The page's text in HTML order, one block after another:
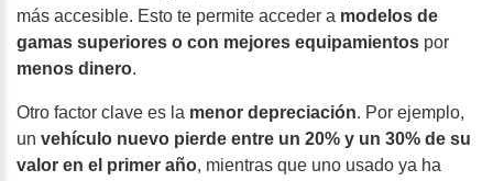
más accesible. Esto te permite acceder a modelos de
gamas superiores o con mejores equipamientos por
menos dinero.
Otro factor clave es la menor depreciación. Por ejemplo,
un vehículo nuevo pierde entre un 20% y un 30% de su
valor en el primer año, mientras que uno usado ya ha